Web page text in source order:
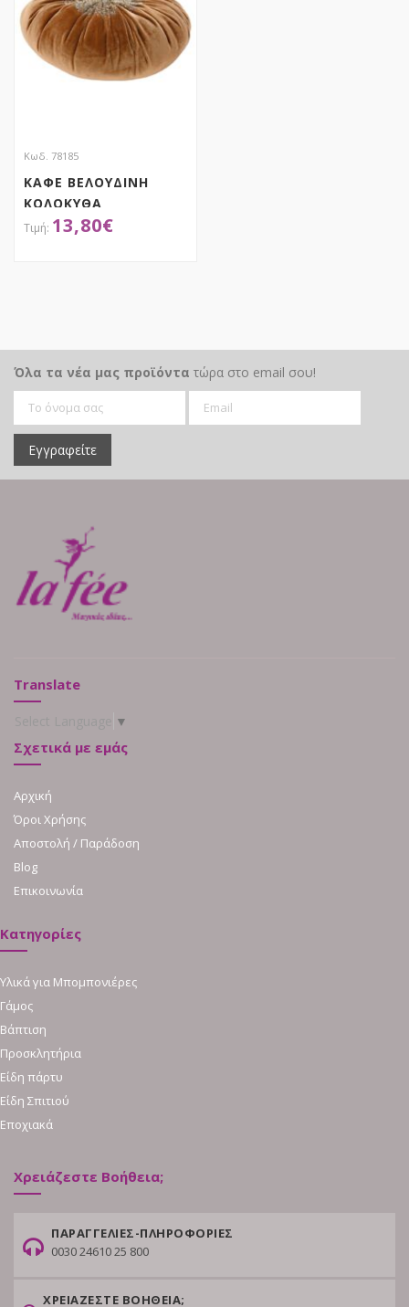
Κωδ. 78185
ΚΑΦΕ ΒΕΛΟΥΔΙΝΗ
ΚΟΛΟΚΥΘΑ
27Χ27Χ20ΕΚ
13,80€
Όλα τα νέα μας προϊόντα τώρα στο email σου!
Εγγραφείτε
Translate
▼
Σχετικά με εμάς
Αρχική
Όροι Χρήσης
Αποστολή / Παράδοση
Blog
Επικοινωνία
Κατηγορίες
Υλικά για Μπομπονιέρες
Γάμος
Βάπτιση
Προσκλητήρια
Είδη πάρτυ
Είδη Σπιτιού
Εποχιακά
Χρειάζεστε Βοήθεια;
ΠΑΡΑΓΓΕΛΙΕΣ-ΠΛΗΡΟΦΟΡΙΕΣ
0030 24610 25 800
ΧΡΕΙΑΖΕΣΤΕ ΒΟΗΘΕΙΑ;